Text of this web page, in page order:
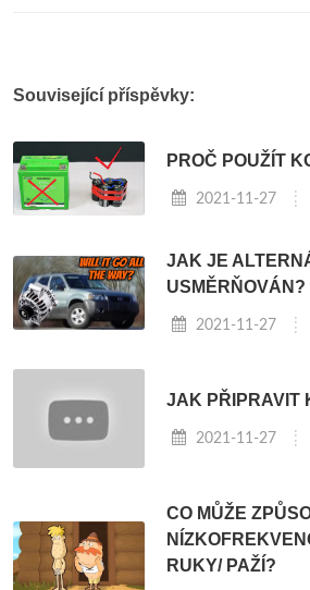
Související příspěvky:
PROČ POUŽÍT
2021-11-27
JAK JE
USMĚRŇOVÁN?
2021-11-27
JAK PŘIPRAVIT
2021-11-27
CO MŮŽE
RUKY/ PAŽÍ?